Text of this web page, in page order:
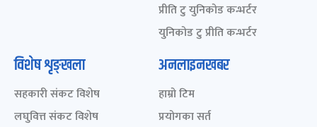
प्रीति टु युनिकोड कन्भर्टर
युनिकोड टु प्रीति कन्भर्टर
विशेष शृङ्खला
सहकारी संकट विशेष
लघुवित्त संकट विशेष
अनलाइनखबर
हाम्रो टिम
प्रयोगका सर्त